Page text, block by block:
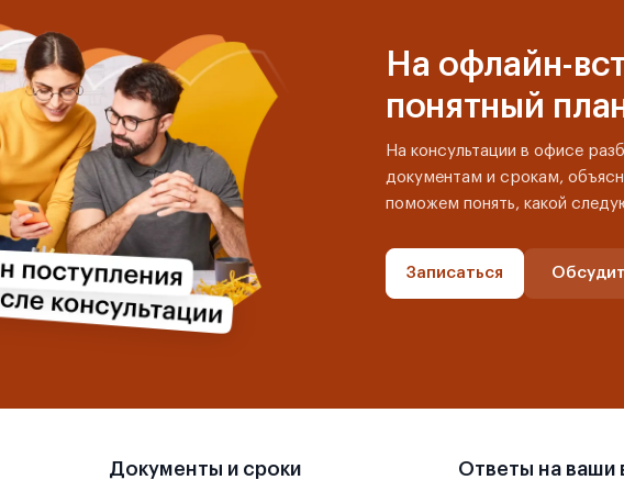
На офлайн-
понятный
На консультации в офисе
документам и срокам,
поможем понять, какой
Записаться
Документы и сроки Ответы на ваши